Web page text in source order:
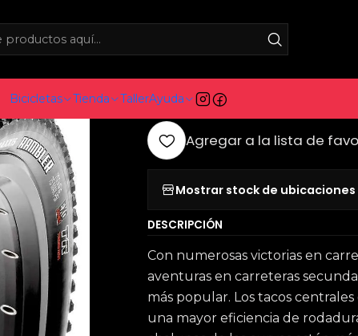
Bicicletas Tienda TallerAyuda
Maxxis
Agregar a la lista de
Mostrar stock de ubicaciones
DESCRIPCIÓN
Con numerosas victorias en
aventuras en carreteras
más popular. Los tacos
una mayor eficiencia de